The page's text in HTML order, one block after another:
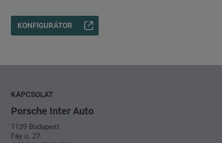
KONFIGURÁTOR
KAPCSOLAT
Porsche Inter Auto
1139 Budapest
Fáy u. 27.